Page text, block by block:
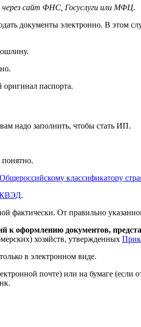
через сайт ФНС, Госуслуги или МФЦ.
документы электронно. В этом
оригинал паспорта.
надо заполнить, чтобы стать ИП.
Общероссийскому классификатору
.
фактически. От правильно
к оформлению документов,
хозяйств, утвержденных
в электронном виде.
почте) или на бумаге (если